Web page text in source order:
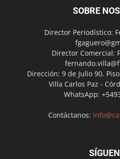
SOBRE
Director Periodístico:
Director Comercial:
Dirección: 9 de Julio 90.
Villa Carlos Paz -
WhatsApp:
Contáctanos: